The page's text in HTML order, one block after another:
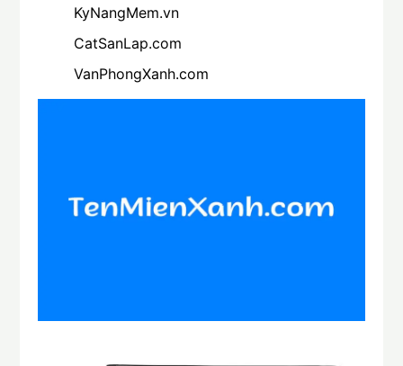
KyNangMem.vn
CatSanLap.com
VanPhongXanh.com